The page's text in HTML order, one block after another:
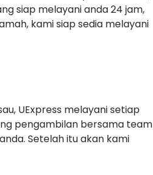
siap melayani anda 24 jam,
kami siap sedia melayani
UExpress melayani setiap
pengambilan bersama team
Setelah itu akan kami